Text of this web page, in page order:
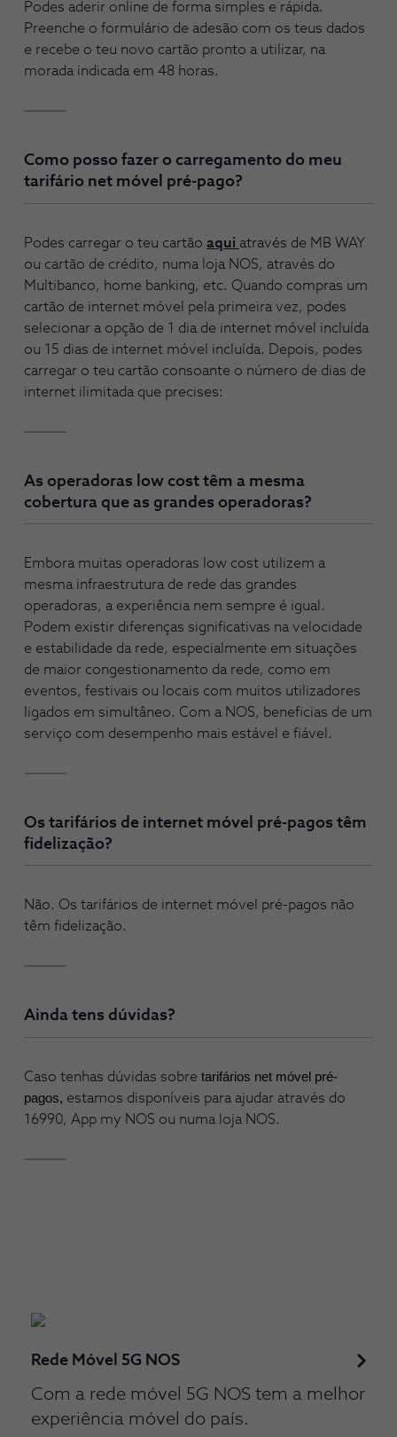
Podes aderir online de forma simples e rápida.
Preenche o formulário de adesão com os teus dados
e recebe o teu novo cartão pronto a utilizar, na
morada indicada em 48 horas.
Como posso fazer o carregamento do meu
tarifário net móvel pré-pago?
Podes carregar o teu cartão aqui através de MB WAY
ou cartão de crédito, numa loja NOS, através do
Multibanco, home banking, etc. Quando compras um
cartão de internet móvel pela primeira vez, podes
selecionar a opção de 1 dia de internet móvel incluída
ou 15 dias de internet móvel incluída. Depois, podes
carregar o teu cartão consoante o número de dias de
internet ilimitada que precises:
As operadoras low cost têm a mesma
cobertura que as grandes operadoras?
Embora muitas operadoras low cost utilizem a
mesma infraestrutura de rede das grandes
operadoras, a experiência nem sempre é igual.
Podem existir diferenças significativas na velocidade
e estabilidade da rede, especialmente em situações
de maior congestionamento da rede, como em
eventos, festivais ou locais com muitos utilizadores
ligados em simultâneo. Com a NOS, beneficias de um
serviço com desempenho mais estável e fiável.
Os tarifários de internet móvel pré-pagos têm
fidelização?
Não. Os tarifários de internet móvel pré-pagos não
têm fidelização.
Ainda tens dúvidas?
Caso tenhas dúvidas sobre tarifários net móvel pré-
pagos, estamos disponíveis para ajudar através do
16990, App my NOS ou numa loja NOS.
Rede Móvel 5G NOS
Com a rede móvel 5G NOS tem a melhor
experiência móvel do país.